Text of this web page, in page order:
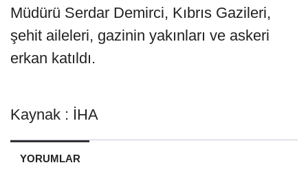
Müdürü Serdar Demirci, Kıbrıs Gazileri,
şehit aileleri, gazinin yakınları ve askeri
erkan katıldı.
Kaynak : İHA
YORUMLAR